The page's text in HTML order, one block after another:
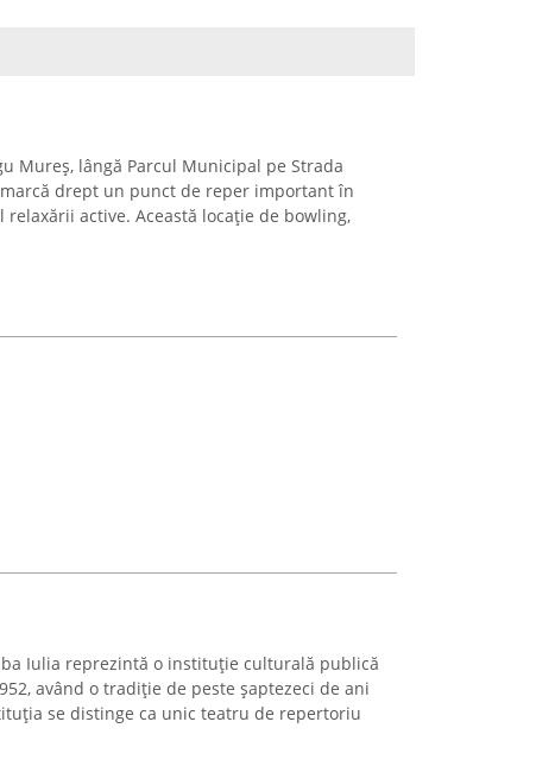
Mureș, lângă Parcul Municipal pe Strada
drept un punct de reper important în
active. Această locație de bowling,
Iulia reprezintă o instituție culturală publică
având o tradiție de peste șaptezeci de ani
se distinge ca unic teatru de repertoriu